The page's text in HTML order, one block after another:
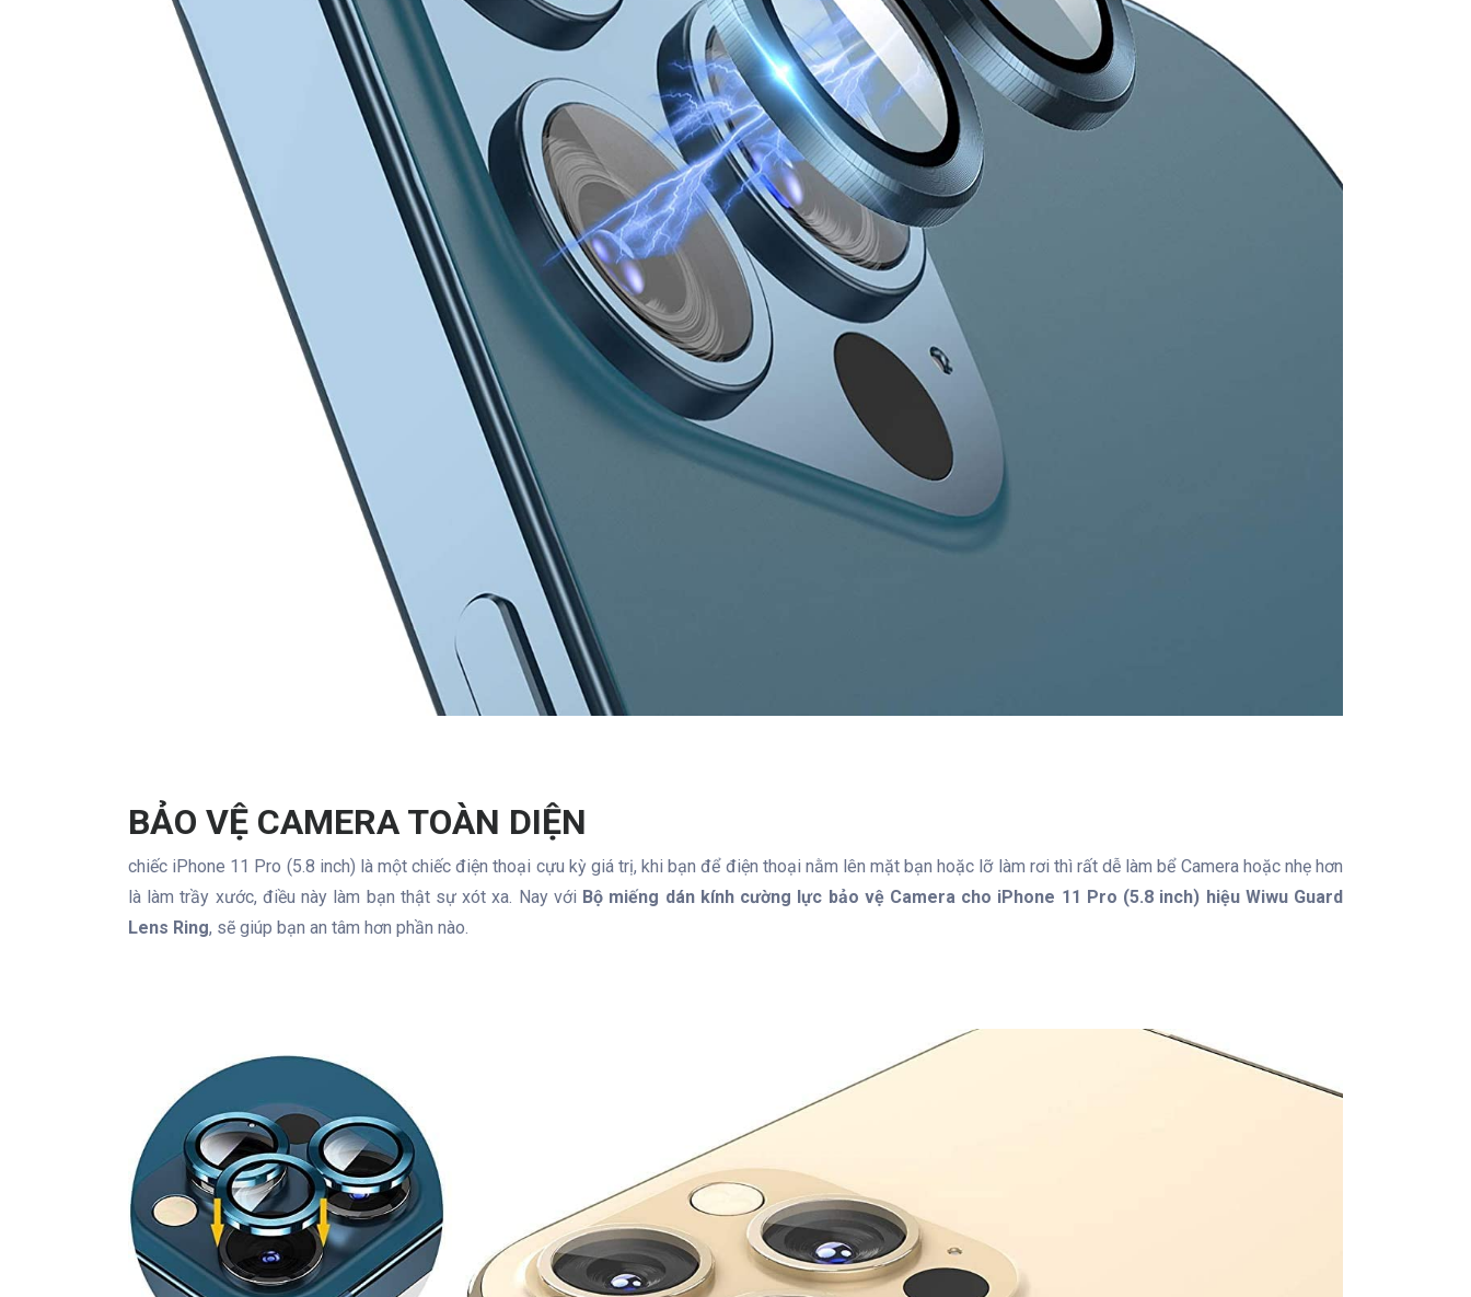
BẢO VỆ CAMERA TOÀN DIỆN
chiếc iPhone 11 Pro (5.8 inch) là một chiếc điện thoại cựu kỳ giá trị, khi bạn để điện thoại nằm lên mặt bạn hoặc lỡ làm rơi thì rất dễ làm bể Camera hoặc nhẹ hơn
là làm trầy xước, điều này làm bạn thật sự xót xa. Nay với Bộ miếng dán kính cường lực bảo vệ Camera cho iPhone 11 Pro (5.8 inch) hiệu Wiwu Guard
Lens Ring, sẽ giúp bạn an tâm hơn phần nào.